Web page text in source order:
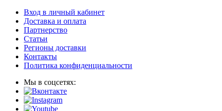
Вход в личный кабинет
Доставка и оплата
Партнерство
Статьи
Регионы доставки
Контакты
Политика конфиденциальности
Мы в соцсетях: